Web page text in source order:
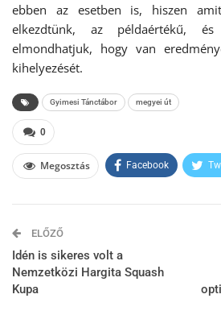
ebben az esetben is, hiszen
elkezdtünk, az példaértékű,
elmondhatjuk, hogy van
kihelyezését.
Gyimesi Tánctábor megyei út
0
Megosztás Facebook
ELŐZŐ
Idén is sikeres volt a
Nemzetközi Hargita Squash
Kupa